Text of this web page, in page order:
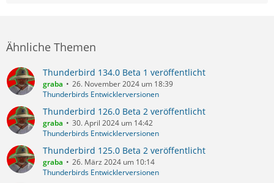
Ähnliche Themen
Thunderbird 134.0 Beta 1 veröffentlicht
graba
26. November 2024 um 18:39
Thunderbirds Entwicklerversionen
Thunderbird 126.0 Beta 2 veröffentlicht
graba
30. April 2024 um 14:42
Thunderbirds Entwicklerversionen
Thunderbird 125.0 Beta 2 veröffentlicht
graba
26. März 2024 um 10:14
Thunderbirds Entwicklerversionen